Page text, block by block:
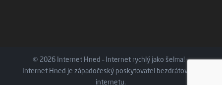
© 2026 Internet Hned – Internet rychlý jako šelma! -
Internet Hned je západočeský poskytovatel bezdrátového
internetu.